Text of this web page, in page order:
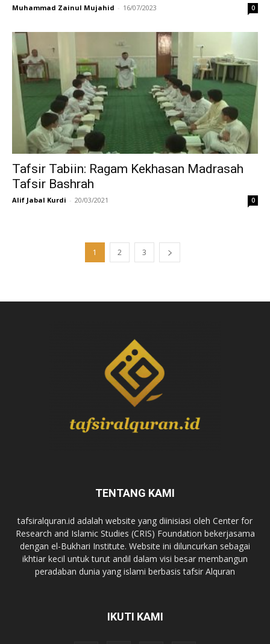
Muhammad Zainul Mujahid - 16/07/2023 0
Tafsir Tabiin: Ragam Kekhasan Madrasah
Tafsir Bashrah
Alif Jabal Kurdi - 20/03/2021 0
1 2 3
TENTANG KAMI
tafsiralquran.id adalah website yang diinisiasi oleh Center for
Research and Islamic Studies (CRIS) Foundation bekerjasama
dengan el-Bukhari Institute. Website ini diluncurkan sebagai
ikhtiar kecil untuk turut andil dalam visi besar membangun
peradaban dunia yang islami berbasis tafsir Alquran
IKUTI KAMI